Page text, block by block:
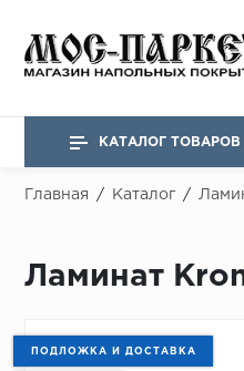
КАТАЛОГ ТОВАРОВ
Главная / Каталог /
Ламинат
ПОДЛОЖКА И ДОСТАВКА